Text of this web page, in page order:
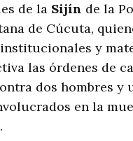
de la Sijín de la
de Cúcuta,
y
las órdenes de
dos hombres y
en la
.